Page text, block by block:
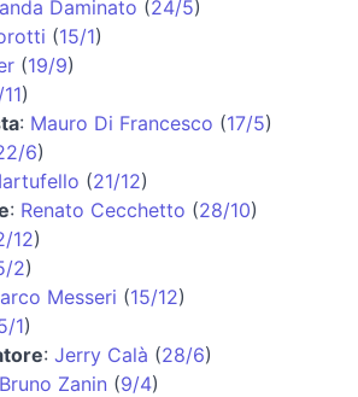
Daminato (24/5)
(15/1)
(19/9)
)
: Mauro Di Francesco (17/5)
6)
(21/12)
: Renato Cecchetto (28/10)
12)
2)
Messeri (15/12)
1)
: Jerry Calà (28/6)
Bruno Zanin (9/4)